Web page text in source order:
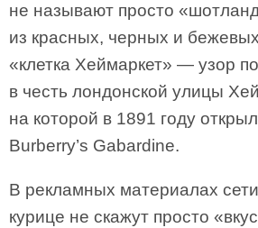
не называют просто
из красных, черных и
«клетка Хеймаркет» — узор
в честь лондонской улицы
на которой в 1891 году
Burberry’s Gabardine.
В рекламных материалах
курице не скажут просто